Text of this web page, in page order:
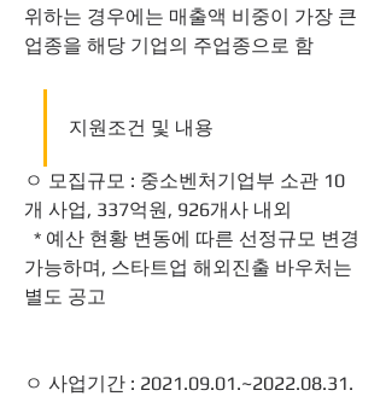
위하는 경우에는 매출액 비중이 가장 큰
업종을 해당 기업의 주업종으로 함
지원조건 및 내용
ㅇ 모집규모 : 중소벤처기업부 소관 10
개 사업, 337억원, 926개사 내외
가능하며, 스타트업 해외진출 바우처는
별도 공고
ㅇ 사업기간 : 2021.09.01.~2022.08.31.